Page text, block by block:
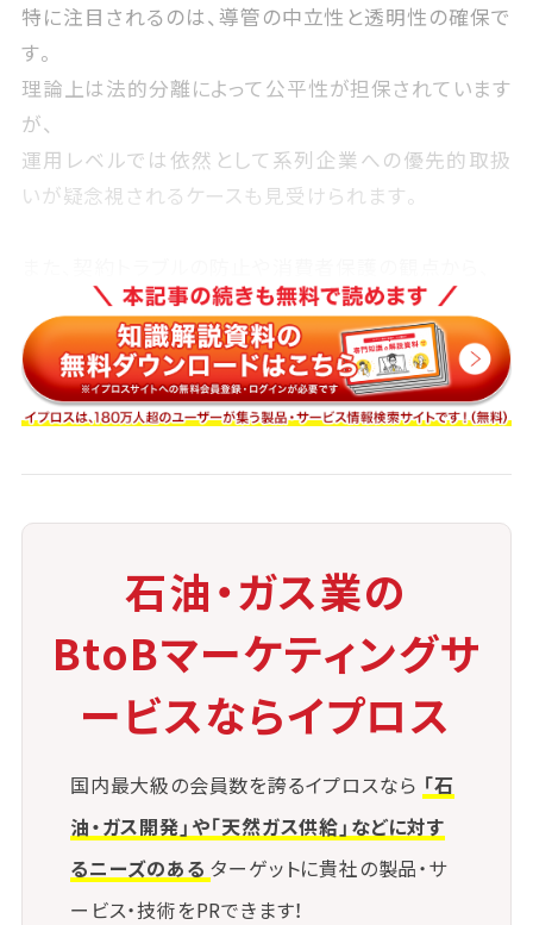
特に注目されるのは、導管の中立性と透明性の確保で
す。
理論上は法的分離によって公平性が担保されています
が、
運用レベルでは依然として系列企業への優先的取扱
いが疑念視されるケースも見受けられます。
情報の開示と説明責任が強く求められるようになって
おり、ガバナンスの強化が不可欠です。
◉ 導管事業と小売部門の情報遮断体制
◉ 公平な接続・供給ルールの運用とその監
視体制の構築
◉ 消費者保護規定（クーリングオフ、表示
義務など）への適切な対応
これらの対応を適切に行うことが、法制度のもとでの
信頼性確保と持続的な事業運営に直結します。
石油・ガス業の
BtoBマーケティングサ
ービスならイプロス
国内最大級の会員数を誇るイプロスなら 「石
油・ガス開発」や「天然ガス供給」などに対す
るニーズのあるターゲットに貴社の製品・サ
ービス・技術をPRできます！